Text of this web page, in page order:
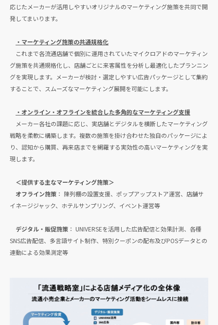
応じたメーカーが活用しやすいオリジナルのマーケティング施策を共同で開
発してまいります。
・マーケティング施策の共通規格化
これまで各流通店舗で個別に運用されていたマイクロアドのマーケティン
グ施策を共通規格化し、店舗ごとに来客属性を分析し最適化したプランニン
グを実現します。メーカーが検討・選定しやすい広告パッケージとして集約
することで、スムーズなマーケティング展開を可能にします。
・オンライン・オフラインを統合した多角的なマーケティング支援
メーカー各社の課題に応じ、実店舗とデジタルを横断したマーケティング
戦略を柔軟に構築します。複数の施策を掛け合わせた独自のパッケージによ
り、認知から購買、再来店までを網羅する実効性の高いマーケティングを実
現します。
＜提供する主なマーケティング施策＞
オフライン施策 ： 陳列棚の設置支援、ポップアップストア運営、店舗サ
イネージジャック、ホテルサンプリング、イベント運営等
デジタル・販促施策 ： UNIVERSEを活用した広告配信と効果計測、各種
SNS広告配信、多言語サイト制作、特別クーポンの配布及びPOSデータとの
連動による効果測定等